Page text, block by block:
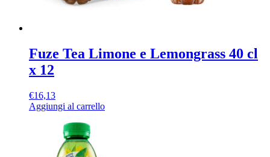
Fuze Tea Limone e Lemongrass 40 cl
x 12
€16,13
Aggiungi al carrello